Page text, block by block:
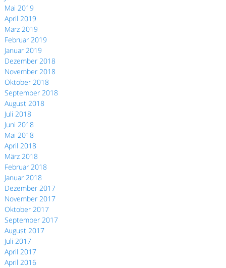
Mai 2019
April 2019
März 2019
Februar 2019
Januar 2019
Dezember 2018
November 2018
Oktober 2018
September 2018
August 2018
Juli 2018
Juni 2018
Mai 2018
April 2018
März 2018
Februar 2018
Januar 2018
Dezember 2017
November 2017
Oktober 2017
September 2017
August 2017
Juli 2017
April 2017
April 2016